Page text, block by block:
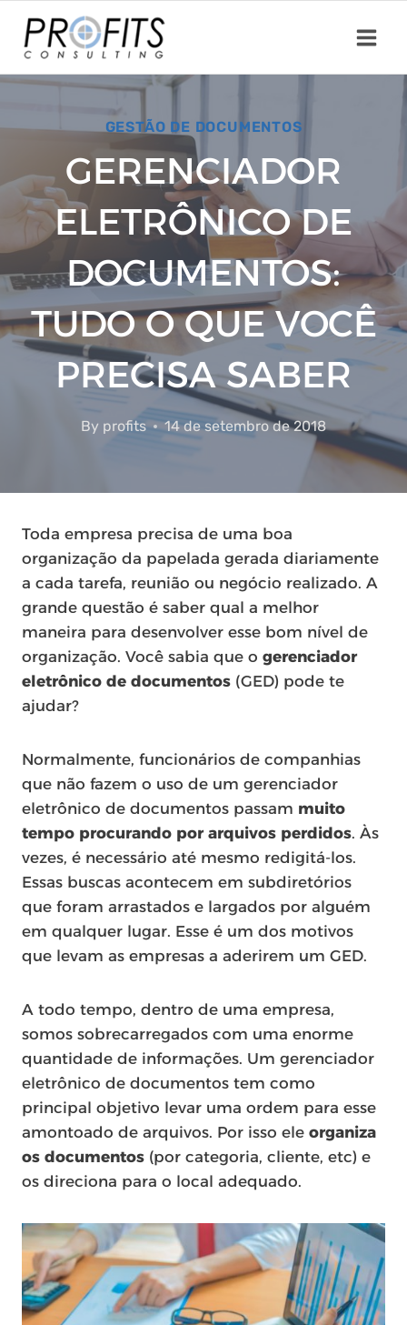
content
GESTÃO DE DOCUMENTOS
GERENCIADOR
ELETRÔNICO DE
DOCUMENTOS:
TUDO O QUE VOCÊ
PRECISA SABER
By profits 14 de setembro de 2018
Toda empresa precisa de uma boa
organização da papelada gerada diariamente
a cada tarefa, reunião ou negócio realizado. A
grande questão é saber qual a melhor
maneira para desenvolver esse bom nível de
organização. Você sabia que o gerenciador
eletrônico de documentos (GED) pode te
ajudar?
Normalmente, funcionários de companhias
que não fazem o uso de um gerenciador
eletrônico de documentos passam muito
tempo procurando por arquivos perdidos. Às
vezes, é necessário até mesmo redigitá-los.
Essas buscas acontecem em subdiretórios
que foram arrastados e largados por alguém
em qualquer lugar. Esse é um dos motivos
que levam as empresas a aderirem um GED.
A todo tempo, dentro de uma empresa,
somos sobrecarregados com uma enorme
quantidade de informações. Um gerenciador
eletrônico de documentos tem como
principal objetivo levar uma ordem para esse
amontoado de arquivos. Por isso ele organiza
os documentos (por categoria, cliente, etc) e
os direciona para o local adequado.